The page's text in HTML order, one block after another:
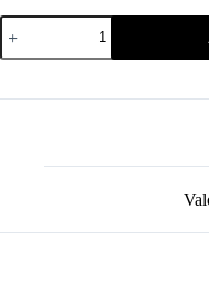
Todos
Somos
Oro
Andrew